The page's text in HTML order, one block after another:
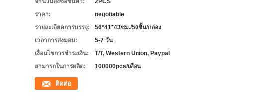
จำนวนสั่งซื้อขั้นต่ำ:
2PCS
ราคา:
negotiable
รายละเอียดการบรรจุ:
56*41*43ซม./50ชิ้น/กล่อง
เวลาการส่งมอบ:
5-7 วัน
เงื่อนไขการชำระเงิน:
T/T, Western Union, Paypal
สามารถในการผลิต:
100000pcs/เดือน
ติดต่อ